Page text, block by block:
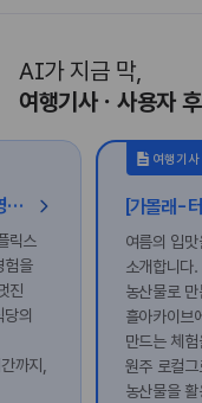
AI가 지금 막,
여행기사ㆍ사용자
땅끝 해남 여행 :: 영화 〈호프〉 촬영지 남창리부터 넷플릭스 〈동궁〉 촬영지 도솔암 등
릭스
험을
진
의
까지,
여행기사
여름의 입
소개합니다
농산물로
흘아카이브
만드는 체
원주 로컬
농산물을